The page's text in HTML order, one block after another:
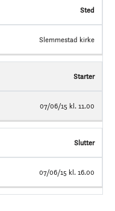
Sted
Slemmestad kirke
Starter
07/06/15 kl. 11.00
Slutter
07/06/15 kl. 16.00